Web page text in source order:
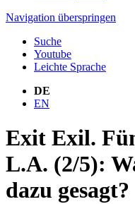
Navigation überspringen
Suche
Youtube
Leichte Sprache
DE
EN
Exit Exil.
L.A. (2/5):
dazu gesagt?